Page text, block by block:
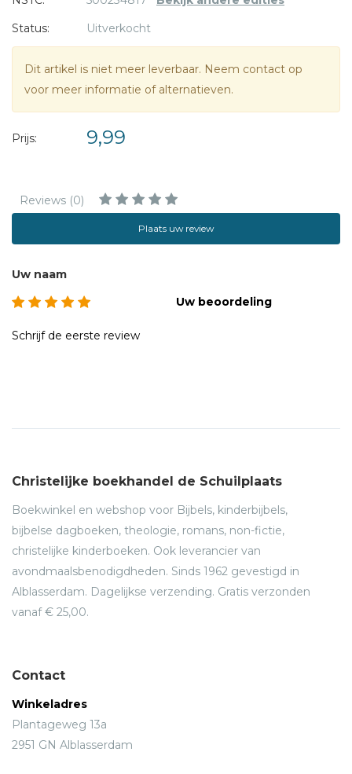
Status:
Uitverkocht
Dit artikel is niet meer leverbaar. Neem contact op
voor meer informatie of alternatieven.
Prijs: 9,99
Reviews (0)
Plaats uw review
Uw naam
Uw beoordeling
Schrijf de eerste review
Christelijke boekhandel de Schuilplaats
Boekwinkel en webshop voor Bijbels, kinderbijbels,
bijbelse dagboeken, theologie, romans, non-fictie,
christelijke kinderboeken. Ook leverancier van
avondmaalsbenodigdheden. Sinds 1962 gevestigd in
Alblasserdam. Dagelijkse verzending. Gratis verzonden
vanaf € 25,00.
Contact
Winkeladres
Plantageweg 13a
2951 GN Alblasserdam